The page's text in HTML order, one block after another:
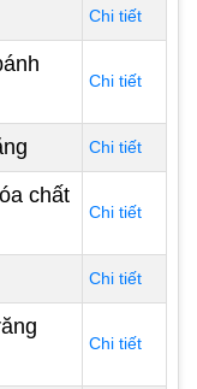
Chi tiết
Chi tiết
Chi tiết
chất
Chi tiết
Chi tiết
Chi tiết